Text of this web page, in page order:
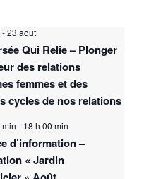
-23 août
Qui Relie – Plonger
des relations
femmes et des
cycles de nos relations
min - 18 h 00 min
d’information –
« Jardin